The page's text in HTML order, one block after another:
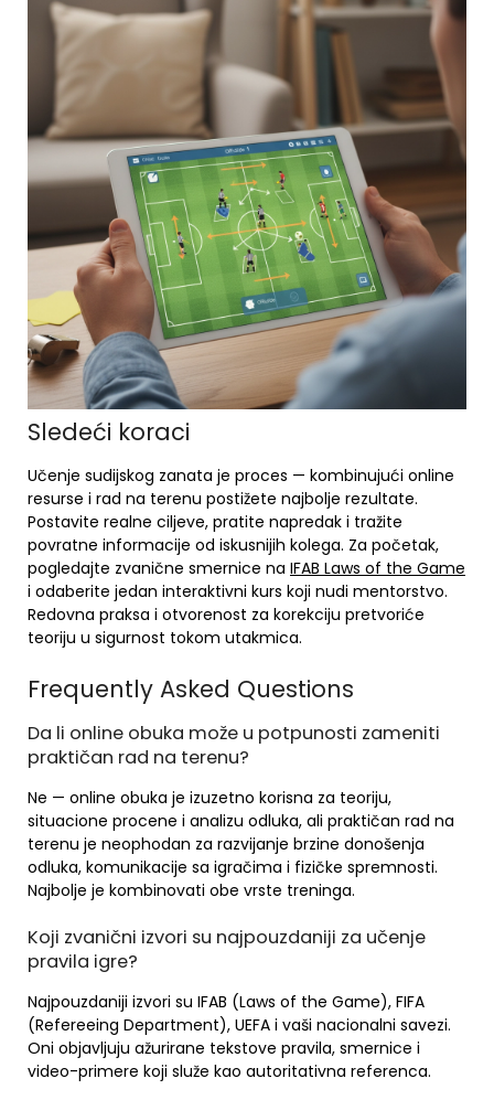
Sledeći koraci
Učenje sudijskog zanata je proces — kombinujući online
resurse i rad na terenu postižete najbolje rezultate.
Postavite realne ciljeve, pratite napredak i tražite
povratne informacije od iskusnijih kolega. Za početak,
pogledajte zvanične smernice na IFAB Laws of the Game
i odaberite jedan interaktivni kurs koji nudi mentorstvo.
Redovna praksa i otvorenost za korekciju pretvoriće
teoriju u sigurnost tokom utakmica.
Frequently Asked Questions
Da li online obuka može u potpunosti zameniti
praktičan rad na terenu?
Ne — online obuka je izuzetno korisna za teoriju,
situacione procene i analizu odluka, ali praktičan rad na
terenu je neophodan za razvijanje brzine donošenja
odluka, komunikacije sa igračima i fizičke spremnosti.
Najbolje je kombinovati obe vrste treninga.
Koji zvanični izvori su najpouzdaniji za učenje
pravila igre?
Najpouzdaniji izvori su IFAB (Laws of the Game), FIFA
(Refereeing Department), UEFA i vaši nacionalni savezi.
Oni objavljuju ažurirane tekstove pravila, smernice i
video-primere koji služe kao autoritativna referenca.